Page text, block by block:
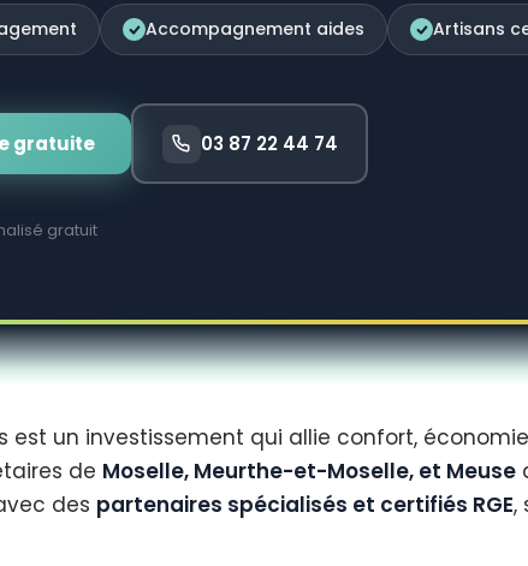
Accompagnement aides Artisans
gratuite 03 87 22 44 74
gratuit
est un investissement qui allie confort,
de Moselle, Meurthe-et-Moselle, et Meuse
des partenaires spécialisés et certifiés RGE,